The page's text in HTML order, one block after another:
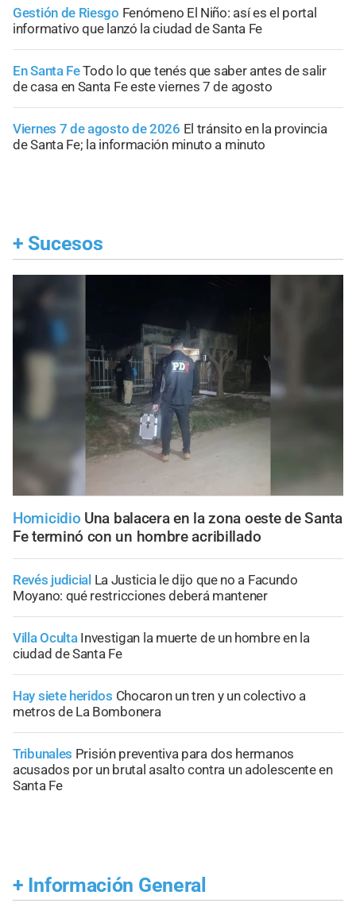
Gestión de Riesgo Fenómeno El Niño: así es el portal
informativo que lanzó la ciudad de Santa Fe
En Santa FeTodo lo que tenés que saber antes de salir
de casa en Santa Fe este viernes 7 de agosto
Viernes 7 de agosto de 2026 El tránsito en la provincia
de Santa Fe; la información minuto a minuto
+ Sucesos
Homicidio Una balacera en la zona oeste de Santa
Fe terminó con un hombre acribillado
Revés judicial La Justicia le dijo que no a Facundo
Moyano: qué restricciones deberá mantener
Villa Oculta Investigan la muerte de un hombre en la
ciudad de Santa Fe
Hay siete heridos Chocaron un tren y un colectivo a
metros de La Bombonera
Tribunales Prisión preventiva para dos hermanos
acusados por un brutal asalto contra un adolescente en
Santa Fe
+ Información General